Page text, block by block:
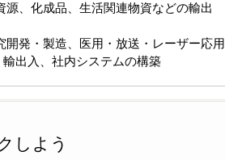
源、化成品、生活関連物資などの輸出
開発・製造、医用・放送・レーザー応用
出入、社内システムの構築
しよう